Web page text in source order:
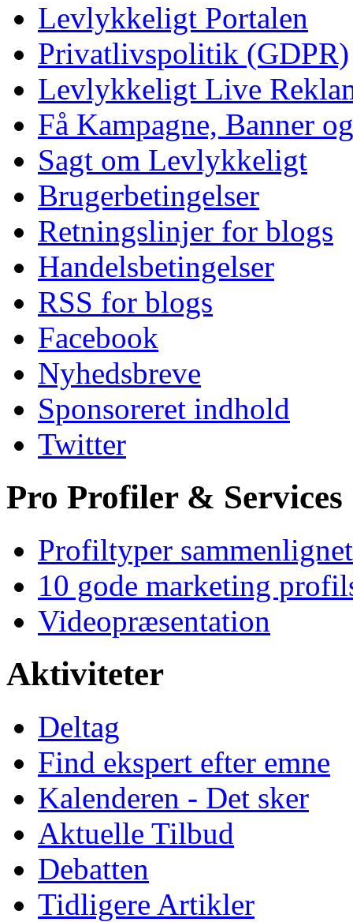
Levlykkeligt Portalen
Privatlivspolitik (GDPR)
Levlykkeligt Live
Få Kampagne, Banner
Sagt om Levlykkeligt
Brugerbetingelser
Retningslinjer for blogs
Handelsbetingelser
RSS for blogs
Facebook
Nyhedsbreve
Sponsoreret indhold
Twitter
Pro Profiler & Services
Profiltyper sammenlignet
10 gode marketing
Videopræsentation
Aktiviteter
Deltag
Find ekspert efter emne
Kalenderen - Det sker
Aktuelle Tilbud
Debatten
Tidligere Artikler